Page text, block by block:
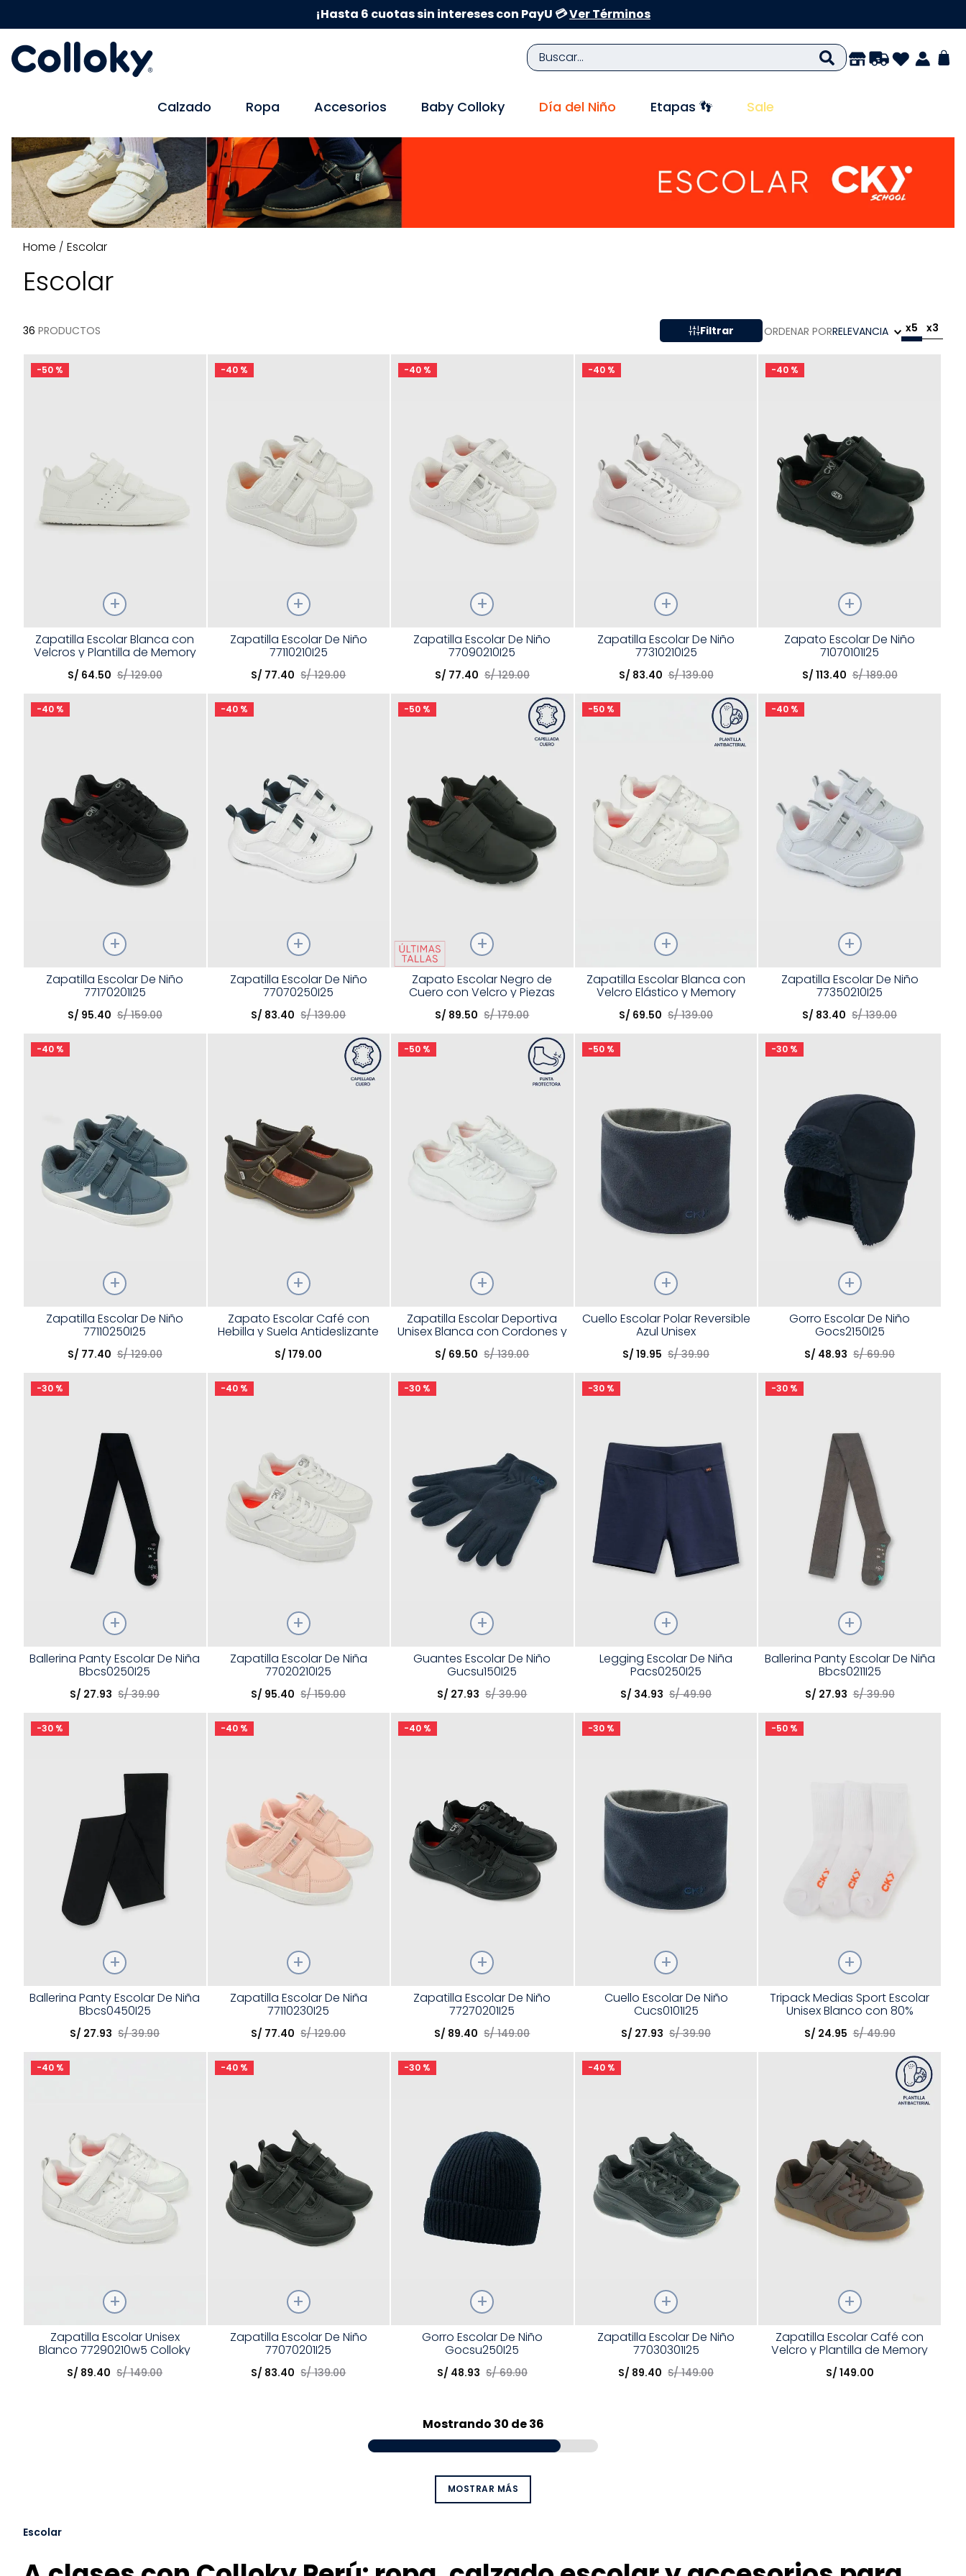
¡Hasta 6 cuotas sin intereses con PayU 💳Ver Términos
Buscar...
Calzado Ropa Accesorios Baby Colloky Día del Niño Etapas 👣 Sale
Escolar
Escolar
36 PRODUCTOS Filtrar ORDENAR PORRELEVANCIA x5 x3
-50 %
Talla
Elige una opción
Zapatilla Escolar Blanca con
Velcros y Plantilla de Memory
Foam
S/ 64.50 S/ 129.00
-40 %
Talla
Elige una opción
Zapatilla Escolar De Niño
77110210I25
S/ 77.40 S/ 129.00
-40 %
Talla
Elige una opción
Zapatilla Escolar De Niño
77090210I25
S/ 77.40 S/ 129.00
-40 %
Talla
Elige una opción
Zapatilla Escolar De Niño
77310210I25
S/ 83.40 S/ 139.00
-40 %
Elige una opción
Zapato Escolar De Niño
71070101I25
S/ 113.40 S/ 189.00
-40 %
Talla
Elige una opción
Zapatilla Escolar De Niño
77170201I25
S/ 95.40 S/ 159.00
-40 %
Talla
Elige una opción
Zapatilla Escolar De Niño
77070250I25
S/ 83.40 S/ 139.00
-50 %
Talla
Elige una opción
Zapato Escolar Negro de
Cuero con Velcro y Piezas
Reflectantes
S/ 89.50 S/ 179.00
-50 %
Talla
Elige una opción
Zapatilla Escolar Blanca con
Velcro Elástico y Memory
Foam
S/ 69.50 S/ 139.00
-40 %
Talla
Elige una opción
Zapatilla Escolar De Niño
77350210I25
S/ 83.40 S/ 139.00
-40 %
Talla
Elige una opción
Zapatilla Escolar De Niño
77110250I25
S/ 77.40 S/ 129.00
Talla
Elige una opción
Zapato Escolar Café con
Hebilla y Suela Antideslizante
S/ 179.00
-50 %
Talla
Elige una opción
Zapatilla Escolar Deportiva
Unisex Blanca con Cordones y
Suela Phylon
S/ 69.50 S/ 139.00
-50 %
Talla
Elige una opción
Cuello Escolar Polar Reversible
Azul Unisex
S/ 19.95 S/ 39.90
-30 %
Elige una opción
Gorro Escolar De Niño
Gocs2150I25
S/ 48.93 S/ 69.90
-30 %
Talla
Elige una opción
Ballerina Panty Escolar De Niña
Bbcs0250I25
S/ 27.93 S/ 39.90
-40 %
Talla
Elige una opción
Zapatilla Escolar De Niña
77020210I25
S/ 95.40 S/ 159.00
-30 %
Talla
Elige una opción
Guantes Escolar De Niño
Gucsu150I25
S/ 27.93 S/ 39.90
-30 %
Elige una opción
Legging Escolar De Niña
Pacs0250I25
S/ 34.93 S/ 49.90
-30 %
Talla
Elige una opción
Ballerina Panty Escolar De Niña
Bbcs0211I25
S/ 27.93 S/ 39.90
-30 %
Talla
Elige una opción
Ballerina Panty Escolar De Niña
Bbcs0450I25
S/ 27.93 S/ 39.90
-40 %
Talla
Elige una opción
Zapatilla Escolar De Niña
77110230I25
S/ 77.40 S/ 129.00
-40 %
Talla
Elige una opción
Zapatilla Escolar De Niño
77270201I25
S/ 89.40 S/ 149.00
-30 %
Elige una opción
Cuello Escolar De Niño
Cucs0101I25
S/ 27.93 S/ 39.90
-50 %
Talla
Elige una opción
Tripack Medias Sport Escolar
Unisex Blanco con 80%
Algodón
S/ 24.95 S/ 49.90
-40 %
Elige una opción
Zapatilla Escolar Unisex
Blanco 77290210w5 Colloky
S/ 89.40 S/ 149.00
-40 %
Talla
Elige una opción
Zapatilla Escolar De Niño
77070201I25
S/ 83.40 S/ 139.00
-30 %
Elige una opción
Gorro Escolar De Niño
Gocsu250I25
S/ 48.93 S/ 69.90
-40 %
Talla
Elige una opción
Zapatilla Escolar De Niño
77030301I25
S/ 89.40 S/ 149.00
Talla
Elige una opción
Zapatilla Escolar Café con
Velcro y Plantilla de Memory
Foam
S/ 149.00
Mostrando 30 de 36
MOSTRAR MÁS
Escolar
TÉRMINOS MÁS BUSCADOS
3.
medias
4.
sandalias
5.
sandalias niña